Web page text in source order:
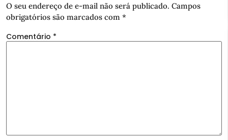
O seu endereço de e-mail não será publicado. Campos
obrigatórios são marcados com *
Comentário *